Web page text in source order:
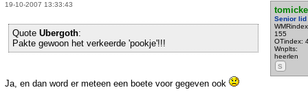
19-10-2007 13:33:43
Senior lid
155
OTindex:
Wnplts:
heerlen
S
Quote Ubergoth:
Pakte gewoon het verkeerde 'pookje'!!!
Ja, en dan word er meteen een boete voor gegeven ook